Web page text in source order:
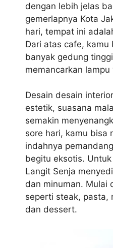
dengan lebih jelas
gemerlapnya Kota
hari, tempat ini
Dari atas cafe, kamu
banyak gedung
memancarkan
Desain desain
estetik, suasana
semakin
sore hari, kamu bisa
indahnya
begitu eksotis.
Langit Senja
dan minuman. Mulai
seperti steak, pasta,
dan dessert.